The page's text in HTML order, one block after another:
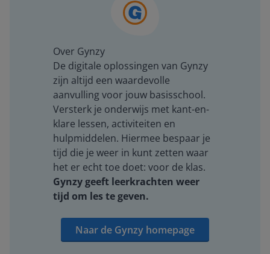
Over Gynzy
De digitale oplossingen van Gynzy
zijn altijd een waardevolle
aanvulling voor jouw basisschool.
Versterk je onderwijs met kant-en-
klare lessen, activiteiten en
hulpmiddelen. Hiermee bespaar je
tijd die je weer in kunt zetten waar
het er echt toe doet: voor de klas.
Gynzy geeft leerkrachten weer
tijd om les te geven.
Naar de Gynzy homepage